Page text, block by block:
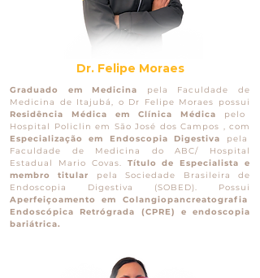
Dr. Felipe Moraes
Graduado em Medicina pela Faculdade de
Medicina de Itajubá, o Dr Felipe Moraes possui
Residência Médica em Clínica Médica pelo
Hospital Policlin em São José dos Campos , com
Especialização em Endoscopia Digestiva pela
Faculdade de Medicina do ABC/ Hospital
Estadual Mario Covas. Título de Especialista e
membro titular pela Sociedade Brasileira de
Endoscopia Digestiva (SOBED).
Possui
Aperfeiçoamento em Colangiopancreatografia
Endoscópica Retrógrada (CPRE) e endoscopia
bariátrica.